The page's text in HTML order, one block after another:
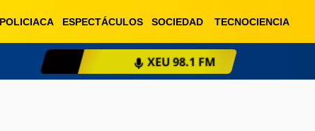
POLICIACA ESPECTÁCULOS SOCIEDAD TECNOCIENCIA
XEU 98.1 FM